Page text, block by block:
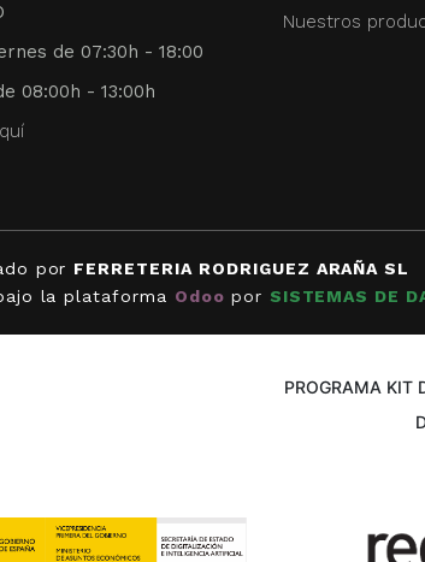
de 07:30h - 18:00
08:00h - 13:00h
Nuestros
por FERRETERIA RODRIGUEZ ARAÑA SL
la plataforma Odoo por SISTEMAS DE
PROGRAMA KIT